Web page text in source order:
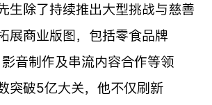
生除了持续推出大型挑战与慈善
展商业版图，包括零食品牌
音制作及串流内容合作等领
突破5亿大关，他不仅刷新